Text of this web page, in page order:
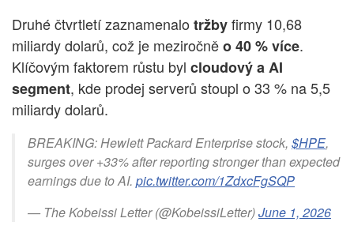
Druhé čtvrtletí zaznamenalo tržbyfirmy 10,68
miliardy dolarů, což je meziročněo 40 % více.
Klíčovým faktorem růstu byl cloudový a AI
segment, kde prodej serverů stoupl o 33 % na 5,5
miliardy dolarů.
BREAKING: Hewlett Packard Enterprise stock, $HPE,
surges over +33% after reporting stronger than expected
earnings due to AI. pic.twitter.com/1ZdxcFgSQP
— The Kobeissi Letter (@KobeissiLetter)June 1, 2026